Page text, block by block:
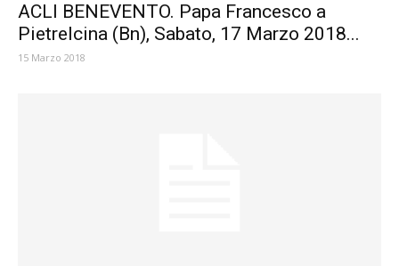
ACLI BENEVENTO. Papa Francesco a
Pietrelcina (Bn), Sabato, 17 Marzo 2018...
15 Marzo 2018